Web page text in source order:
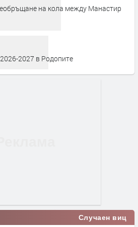
на кола между Манастир
2027 в Родопите
Случаен виц